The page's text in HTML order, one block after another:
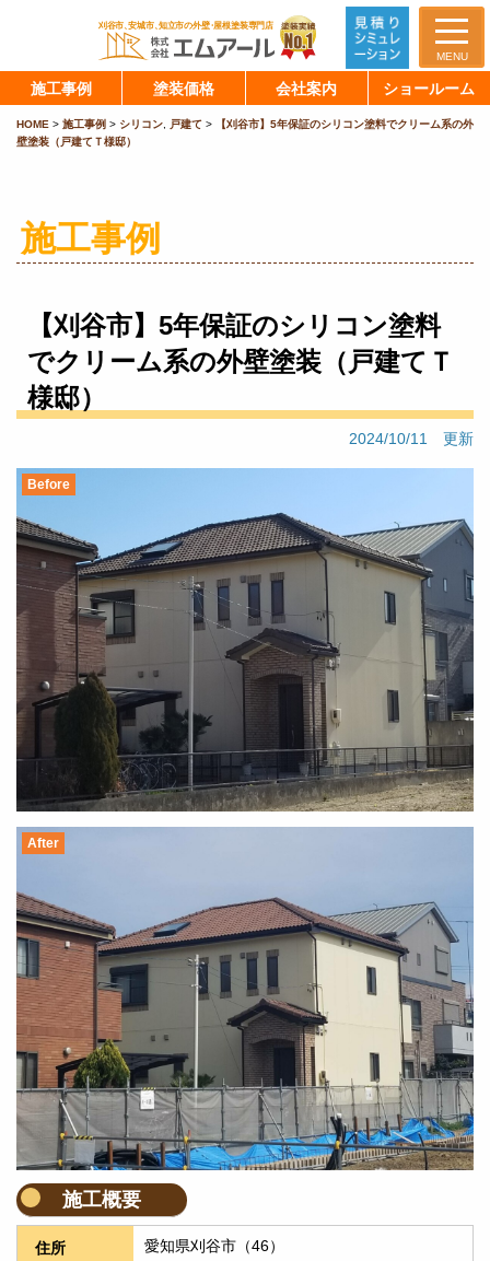
MENU
施工事例 塗装価格 会社案内 ショールーム
HOME > 施工事例 > シリコン, 戸建て >
【刈谷市】5年保証のシリコン塗料でクリーム系の外
壁塗装（戸建てＴ様邸）
施工事例
【刈谷市】5年保証のシリコン塗料
でクリーム系の外壁塗装（戸建てＴ
様邸）
2024/10/11 更新
Before
After
施工概要
住所 愛知県刈谷市（46）